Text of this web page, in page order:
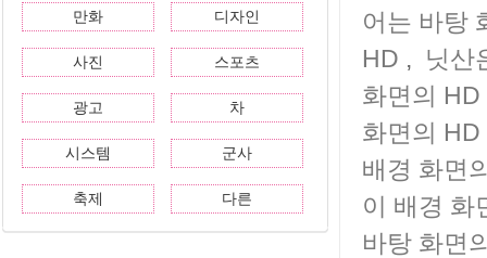
만화 디자인
사진 스포츠
광고 차
시스템 군사
축제 다른
어는 바탕
HD , 닛산
화면의 HD
화면의 HD
배경 화면
이 배경 화
바탕 화면